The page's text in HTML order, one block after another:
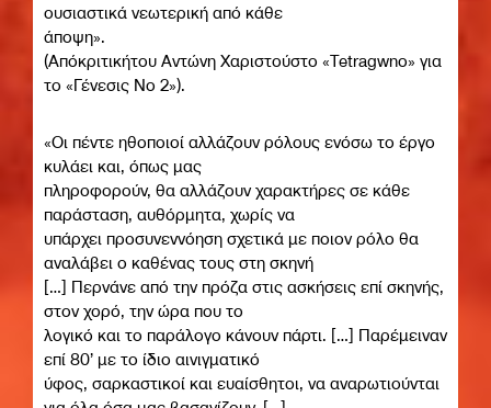
ουσιαστικά νεωτερική από κάθε
άποψη».
(Απόκριτικήτου Αντώνη Χαριστούστο «Tetragwno» για
το «Γένεσις Νο 2»).
«Οι πέντε ηθοποιοί αλλάζουν ρόλους ενόσω το έργο
κυλάει και, όπως μας
πληροφορούν, θα αλλάζουν χαρακτήρες σε κάθε
παράσταση, αυθόρμητα, χωρίς να
υπάρχει προσυνεννόηση σχετικά με ποιον ρόλο θα
αναλάβει ο καθένας τους στη σκηνή
[…] Περνάνε από την πρόζα στις ασκήσεις επί σκηνής,
στον χορό, την ώρα που το
λογικό και το παράλογο κάνουν πάρτι. […] Παρέμειναν
επί 80’ με το ίδιο αινιγματικό
ύφος, σαρκαστικοί και ευαίσθητοι, να αναρωτιούνται